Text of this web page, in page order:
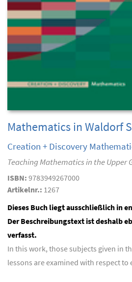
Mathematics in Waldorf
Creation + Discovery
Teaching Mathematics in the Upper
ISBN: 9783949267000
Artikelnr.: 1267
Dieses Buch liegt ausschließlich in
Der Beschreibungstext ist deshalb
verfasst.
In this work, those subjects given in
lessons are examined with respect to